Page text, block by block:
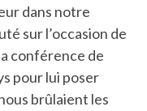
dans notre
sur l’occasion de
conférence de
pour lui poser
brûlaient les